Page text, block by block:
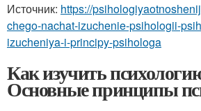
Источник: https://
chego-nachat-izuchenie-psihologii-
izucheniya-i-principy-psihologa
Как изучить
Основные принципы